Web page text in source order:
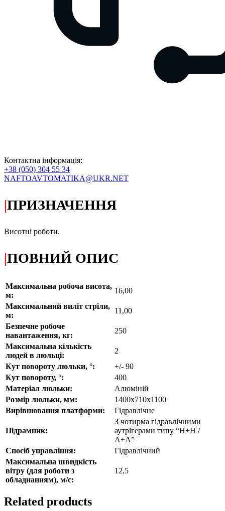
Контактна інформація:
+38 (050) 304 55 34
NAFTOAVTOMATIKA@UKR.NET
|ПРИЗНАЧЕННЯ
Висотні роботи.
|ПОВНИЙ ОПИС
Максимальна робоча висота,
м:
16,00
Максимальний виліт стріли,
м:
11,00
Безпечне робоче
навантаження, кг:
250
Максимальна кількість
людей в люльці:
2
Кут повороту люльки, °:
+/- 90
Кут повороту, °:
400
Матеріал люльки:
Алюміній
Розмір люльки, мм:
1400х710х1100
Вирівнювання платформи:
Гідравлічне
Підрамник:
З чотирма гідравлічними
аутрігерами типу “H+H /
A+A”
Спосіб управління:
Гідравлічний
Максимальна швидкість
вітру (для роботи з
обладнанням), м/с:
12,5
Related products